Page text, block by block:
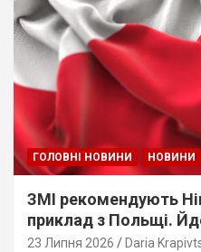
ГОЛОВНІ НОВИНИ НОВИНИ
ЗМІ рекомендують
приклад з Польщі.
до українців
23 Липня 2026 Daria